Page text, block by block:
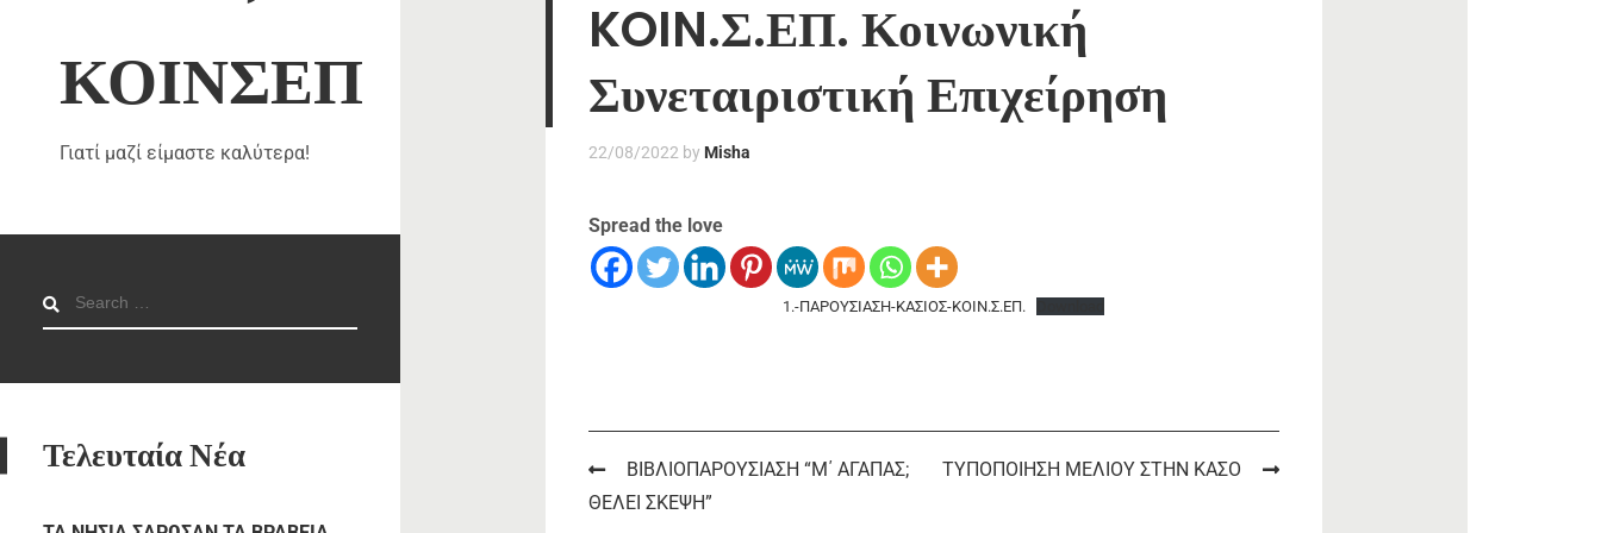
ΚΟΙΝΣΕΠ
Γιατί μαζί είμαστε καλύτερα!
Search
for:
Τελευταία Νέα
KOIN.Σ.ΕΠ. Κοινωνική
Συνεταιριστική Επιχείρηση
22/08/2022 by Misha
Spread the love
1.-ΠΑΡΟΥΣΙΑΣΗ-ΚΑΣΙΟΣ-ΚΟΙΝ.Σ.ΕΠ.
Post
ΒΙΒΛΙΟΠΑΡΟΥΣΙΑΣΗ “Μ΄ ΑΓΑΠΑΣ;
ΘΕΛΕΙ ΣΚΕΨΗ”
ΤΥΠΟΠΟΙΗΣΗ ΜΕΛΙΟΥ ΣΤΗΝ ΚΑΣΟ